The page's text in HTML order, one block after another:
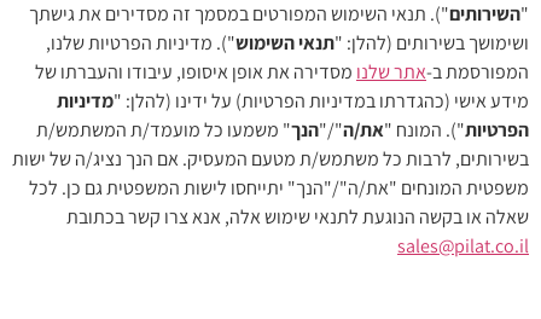
"השירותים"). תנאי השימוש המפורטים במסמך זה מסדירים את גישתך
ושימושך בשירותים (להלן: "תנאי השימוש"). מדיניות הפרטיות שלנו,
המפורסמת ב-אתר שלנו מסדירה את אופן איסופו, עיבודו והעברתו של
מידע אישי (כהגדרתו במדיניות הפרטיות) על ידינו (להלן: "מדיניות
הפרטיות"). המונח "את/ה"/"הנך" משמעו כל מועמד/ת המשתמש/ת
בשירותים, לרבות כל משתמש/ת מטעם המעסיק. אם הנך נציג/ה של ישות
משפטית המונחים "את/ה"/"הנך" יתייחסו לישות המשפטית גם כן. לכל
שאלה או בקשה הנוגעת לתנאי שימוש אלה, אנא צרו קשר בכתובת
sales@pilat.co.il